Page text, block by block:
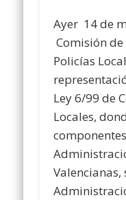
Ayer 14 de
Comisión
Policías
Ley 6/99 de
Locales,
Valencianas,